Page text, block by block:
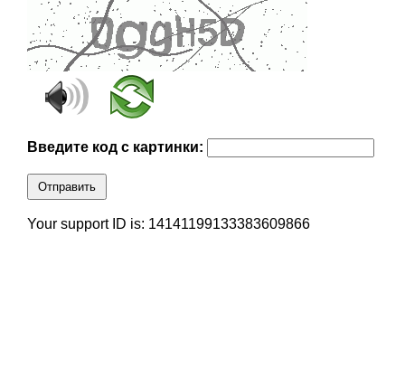
Введите код с картинки:
Отправить
Your support ID is: 14141199133383609866